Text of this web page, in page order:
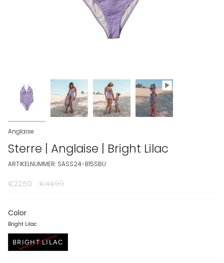
Anglaise
Sterre | Anglaise | Bright Lilac
ARTIKELNUMMER: SASS24-815SBU
€22,50 Normale prijs
€44,99
Color
Bright Lilac
BRIGHT LILAC